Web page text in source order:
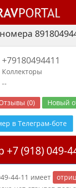
+79180494411
Коллекторы
--
(0) Новый
в Телеграм-боте
(918) 049-
44-11 имеет